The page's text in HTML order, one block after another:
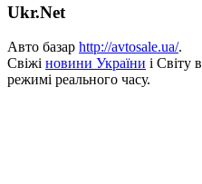
Ukr.Net
Авто базар http://avtosale.ua/.
Свіжі новини України і Світу в
режимі реального часу.